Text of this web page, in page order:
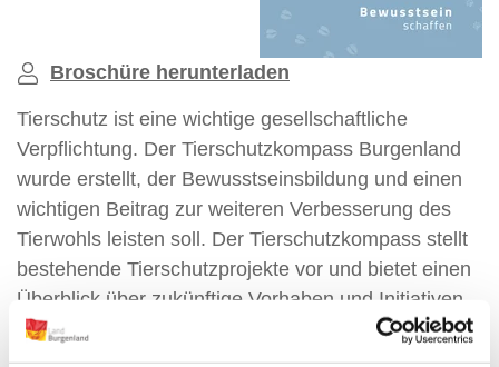
Broschüre herunterladen
Tierschutz ist eine wichtige gesellschaftliche
Verpflichtung. Der Tierschutzkompass Burgenland
wurde erstellt, der Bewusstseinsbildung und einen
wichtigen Beitrag zur weiteren Verbesserung des
Tierwohls leisten soll. Der Tierschutzkompass stellt
bestehende Tierschutzprojekte vor und bietet einen
Überblick über zukünftige Vorhaben und Initiativen.